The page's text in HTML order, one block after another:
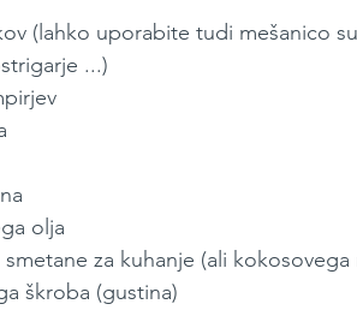
(lahko uporabite tudi mešanico
...)
olja
za kuhanje (ali kokosovega
škroba (gustina)